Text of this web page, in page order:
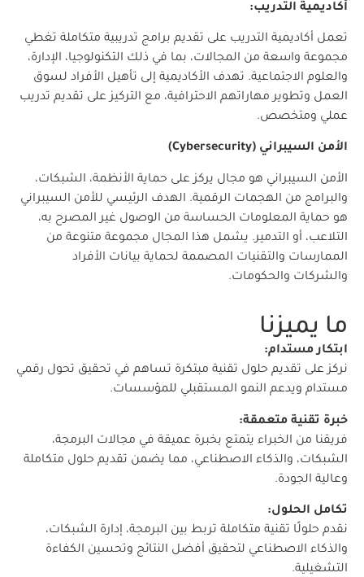
أكاديمية التدريب:
تعمل أكاديمية التدريب على تقديم برامج تدريبية متكاملة تغطي
مجموعة واسعة من المجالات، بما في ذلك التكنولوجيا، الإدارة،
والعلوم الاجتماعية. تهدف الأكاديمية إلى تأهيل الأفراد لسوق
العمل وتطوير مهاراتهم الاحترافية، مع التركيز على تقديم تدريب
عملي ومتخصص.
الأمن السيبراني (Cybersecurity)
الأمن السيبراني هو مجال يركز على حماية الأنظمة، الشبكات،
والبرامج من الهجمات الرقمية. الهدف الرئيسي للأمن السيبراني
هو حماية المعلومات الحساسة من الوصول غير المصرح به،
التلاعب، أو التدمير. يشمل هذا المجال مجموعة متنوعة من
الممارسات والتقنيات المصممة لحماية بيانات الأفراد
والشركات والحكومات.
ما يميزنا
ابتكار مستدام:
نركز على تقديم حلول تقنية مبتكرة تساهم في تحقيق تحول رقمي
مستدام ويدعم النمو المستقبلي للمؤسسات.
خبرة تقنية متعمقة:
فريقنا من الخبراء يتمتع بخبرة عميقة في مجالات البرمجة،
الشبكات، والذكاء الاصطناعي، مما يضمن تقديم حلول متكاملة
وعالية الجودة.
تكامل الحلول:
نقدم حلولًا تقنية متكاملة تربط بين البرمجة، إدارة الشبكات،
والذكاء الاصطناعي لتحقيق أفضل النتائج وتحسين الكفاءة
التشغيلية.